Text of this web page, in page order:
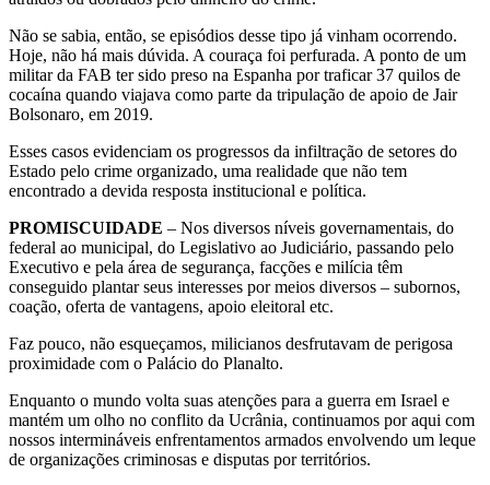
Não se sabia, então, se episódios desse tipo já vinham ocorrendo.
Hoje, não há mais dúvida. A couraça foi perfurada. A ponto de um
militar da FAB ter sido preso na Espanha por traficar 37 quilos de
cocaína quando viajava como parte da tripulação de apoio de Jair
Bolsonaro, em 2019.
Esses casos evidenciam os progressos da infiltração de setores do
Estado pelo crime organizado, uma realidade que não tem
encontrado a devida resposta institucional e política.
PROMISCUIDADE – Nos diversos níveis governamentais, do
federal ao municipal, do Legislativo ao Judiciário, passando pelo
Executivo e pela área de segurança, facções e milícia têm
conseguido plantar seus interesses por meios diversos – subornos,
coação, oferta de vantagens, apoio eleitoral etc.
Faz pouco, não esqueçamos, milicianos desfrutavam de perigosa
proximidade com o Palácio do Planalto.
Enquanto o mundo volta suas atenções para a guerra em Israel e
mantém um olho no conflito da Ucrânia, continuamos por aqui com
nossos intermináveis enfrentamentos armados envolvendo um leque
de organizações criminosas e disputas por territórios.